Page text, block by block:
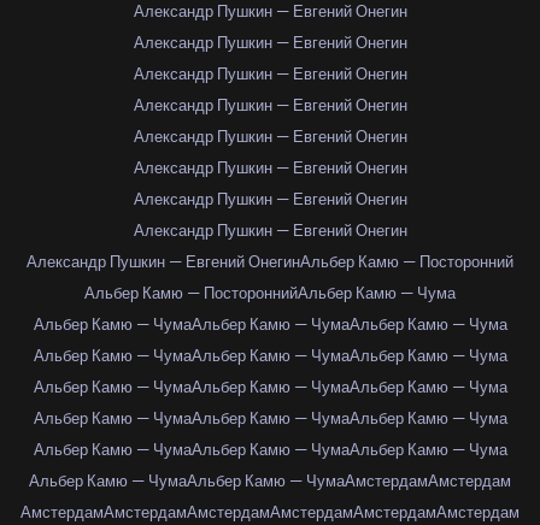
Александр Пушкин — Евгений Онегин
Александр Пушкин — Евгений Онегин
Александр Пушкин — Евгений Онегин
Александр Пушкин — Евгений Онегин
Александр Пушкин — Евгений Онегин
Александр Пушкин — Евгений Онегин
Александр Пушкин — Евгений Онегин
Александр Пушкин — Евгений Онегин
Александр Пушкин — Евгений ОнегинАльбер Камю — Посторонний
Альбер Камю — ПостороннийАльбер Камю — Чума
Альбер Камю — ЧумаАльбер Камю — ЧумаАльбер Камю — Чума
Альбер Камю — ЧумаАльбер Камю — ЧумаАльбер Камю — Чума
Альбер Камю — ЧумаАльбер Камю — ЧумаАльбер Камю — Чума
Альбер Камю — ЧумаАльбер Камю — ЧумаАльбер Камю — Чума
Альбер Камю — ЧумаАльбер Камю — ЧумаАльбер Камю — Чума
Альбер Камю — ЧумаАльбер Камю — ЧумаАмстердамАмстердам
АмстердамАмстердамАмстердамАмстердамАмстердамАмстердам